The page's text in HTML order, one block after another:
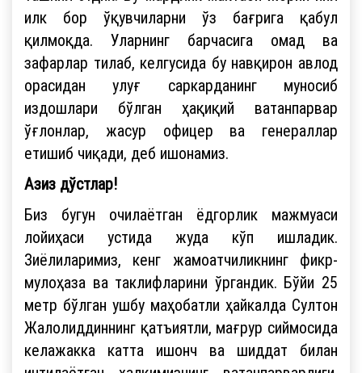
илк бор ўқувчиларни ўз бағрига қабул
қилмоқда. Уларнинг барчасига омад ва
зафарлар тилаб, келгусида бу навқирон авлод
орасидан улуғ саркарданинг муносиб
издошлари бўлган ҳақиқий ватанпарвар
ўғлонлар, жасур офицер ва генераллар
етишиб чиқади, деб ишонамиз.
Азиз дўстлар!
Биз бугун очилаётган ёдгорлик мажмуаси
лойиҳаси устида жуда кўп ишладик.
Зиёлиларимиз, кенг жамоатчиликнинг фикр-
мулоҳаза ва таклифларини ўргандик. Бўйи 25
метр бўлган ушбу маҳобатли ҳайкалда Султон
Жалолиддиннинг қатъиятли, мағрур сиймосида
келажакка катта ишонч ва шиддат билан